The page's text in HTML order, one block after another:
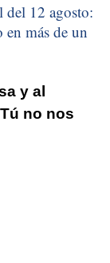
del 12 agosto:
en más de un
y al
no nos